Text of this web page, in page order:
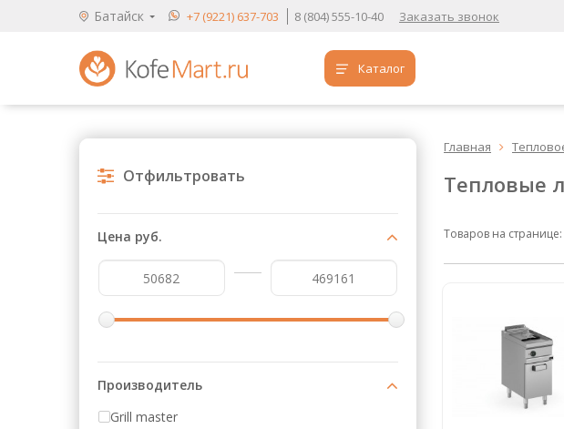
Батайск +7 (9221) 637-703 8 (804) 555-10-40 Заказать звонок
Каталог
Кофе
Продукты для HoReCa
Расходники для кофеен
Аксессуары для барменов и бариста
Кофе в зернах
хит
Кофе в зернах свежей
Главная 
Тепловые
Товаров на странице:
Отфильтровать
Цена руб.
Производитель
Grill master